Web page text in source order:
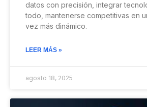
datos con precisión, integrar
todo, mantenerse competitivas en
vez más dinámico.
LEER MÁS »
agosto 18, 2025